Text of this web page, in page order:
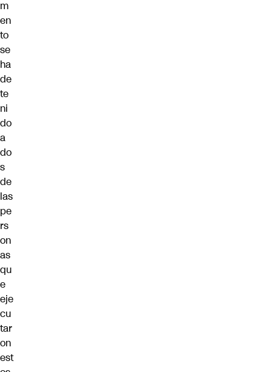
m
en
to
se
ha
de
te
ni
do
a
do
s
de
las
pe
rs
on
as
qu
e
eje
cu
tar
on
est